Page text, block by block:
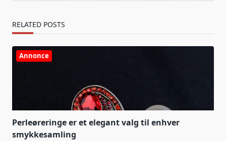
RELATED POSTS
Annonce
Perleøreringe er et elegant valg til enhver
smykkesamling